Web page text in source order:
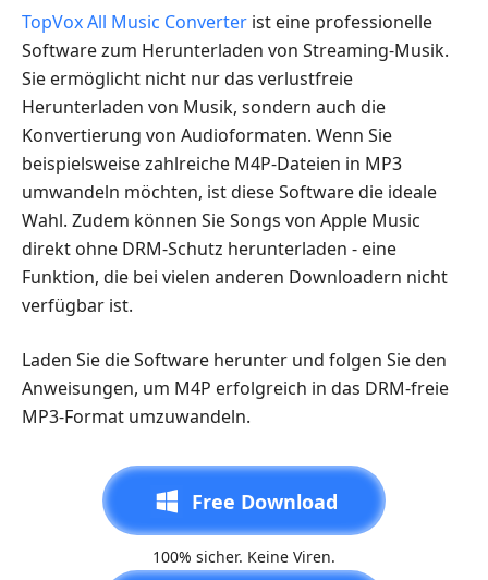
TopVox All Music Converter ist eine professionelle
Software zum Herunterladen von Streaming-Musik.
Sie ermöglicht nicht nur das verlustfreie
Herunterladen von Musik, sondern auch die
Konvertierung von Audioformaten. Wenn Sie
beispielsweise zahlreiche M4P-Dateien in MP3
umwandeln möchten, ist diese Software die ideale
Wahl. Zudem können Sie Songs von Apple Music
direkt ohne DRM-Schutz herunterladen - eine
Funktion, die bei vielen anderen Downloadern nicht
verfügbar ist.
Laden Sie die Software herunter und folgen Sie den
Anweisungen, um M4P erfolgreich in das DRM-freie
MP3-Format umzuwandeln.
Free Download
100% sicher. Keine Viren.